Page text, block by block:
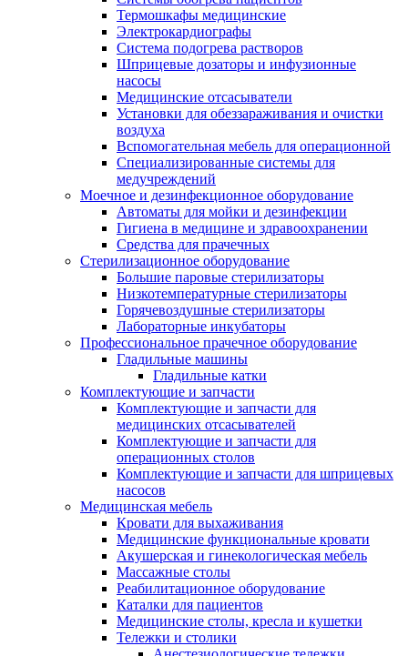
Термошкафы медицинские
Электрокардиографы
Cистема подогрева растворов
Шприцевые дозаторы и инфузионные
насосы
Медицинские отсасыватели
Установки для обеззараживания и очистки
воздуха
Вспомогательная мебель для операционной
Специализированные системы для
медучреждений
Моечное и дезинфекционное оборудование
Автоматы для мойки и дезинфекции
Гигиена в медицине и здравоохранении
Средства для прачечных
Стерилизационное оборудование
Большие паровые стерилизаторы
Низкотемпературные стерилизаторы
Горячевоздушные стерилизаторы
Лабораторные инкубаторы
Профессиональное прачечное оборудование
Гладильные машины
Гладильные катки
Комплектующие и запчасти
Комплектующие и запчасти для
медицинских отсасывателей
Комплектующие и запчасти для
операционных столов
Комплектующие и запчасти для шприцевых
насосов
Медицинская мебель
Кровати для выхаживания
Медицинские функциональные кровати
Акушерская и гинекологическая мебель
Массажные столы
Реабилитационное оборудование
Каталки для пациентов
Медицинские столы, кресла и кушетки
Тележки и столики